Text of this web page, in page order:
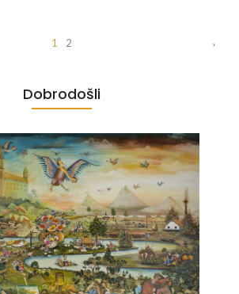
1 2
Dobrodošli